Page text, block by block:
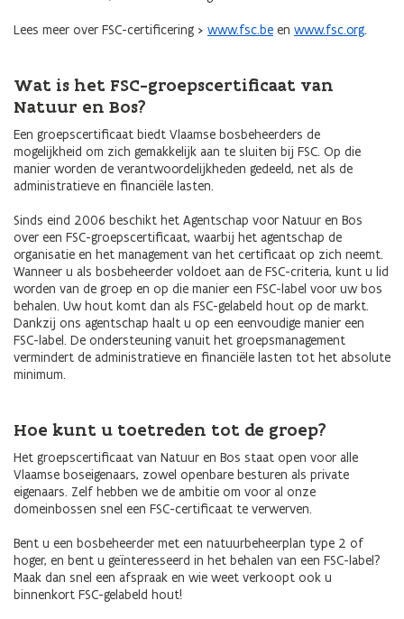
Lees meer over FSC-certificering > www.fsc.be en www.fsc.org.
Wat is het FSC-groepscertificaat van
Natuur en Bos?
Een groepscertificaat biedt Vlaamse bosbeheerders de
mogelijkheid om zich gemakkelijk aan te sluiten bij FSC. Op die
manier worden de verantwoordelijkheden gedeeld, net als de
administratieve en financiële lasten.
Sinds eind 2006 beschikt het Agentschap voor Natuur en Bos
over een FSC-groepscertificaat, waarbij het agentschap de
organisatie en het management van het certificaat op zich neemt.
Wanneer u als bosbeheerder voldoet aan de FSC-criteria, kunt u lid
worden van de groep en op die manier een FSC-label voor uw bos
behalen. Uw hout komt dan als FSC-gelabeld hout op de markt.
Dankzij ons agentschap haalt u op een eenvoudige manier een
FSC-label. De ondersteuning vanuit het groepsmanagement
vermindert de administratieve en financiële lasten tot het absolute
minimum.
Hoe kunt u toetreden tot de groep?
Het groepscertificaat van Natuur en Bos staat open voor alle
Vlaamse boseigenaars, zowel openbare besturen als private
eigenaars. Zelf hebben we de ambitie om voor al onze
domeinbossen snel een FSC-certificaat te verwerven.
Bent u een bosbeheerder met een natuurbeheerplan type 2 of
hoger, en bent u geïnteresseerd in het behalen van een FSC-label?
Maak dan snel een afspraak en wie weet verkoopt ook u
binnenkort FSC-gelabeld hout!